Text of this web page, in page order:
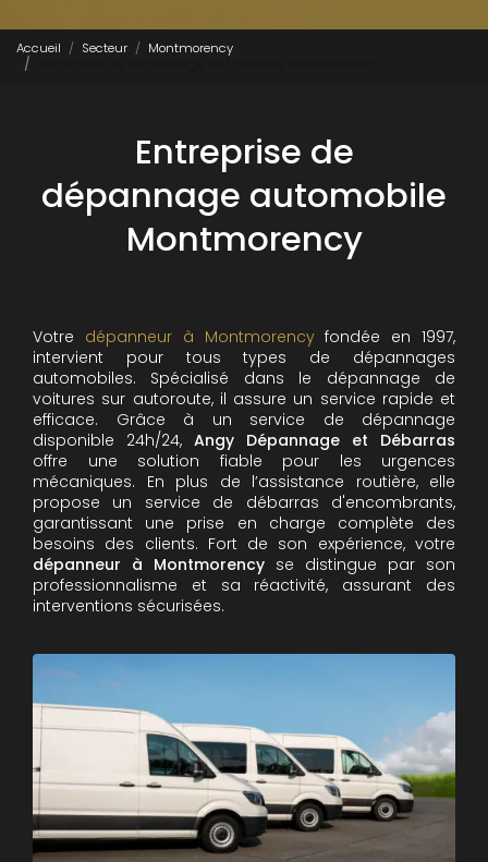
Accueil Secteur
Montmorency
Entreprise de
dépannage automobile
Montmorency
Votre dépanneur à Montmorencyfondée en 1997,
intervient pour tous types de dépannages
automobiles. Spécialisé dans le dépannage de
voitures sur autoroute, il assure un service rapide et
efficace. Grâce à un service de dépannage
disponible 24h/24, Angy Dépannage et Débarras
offre une solution fiable pour les urgences
mécaniques. En plus de l’assistance routière, elle
propose un service de débarras d'encombrants,
garantissant une prise en charge complète des
besoins des clients. Fort de son expérience, votre
dépanneur à Montmorency se distingue par son
professionnalisme et sa réactivité, assurant des
interventions sécurisées.